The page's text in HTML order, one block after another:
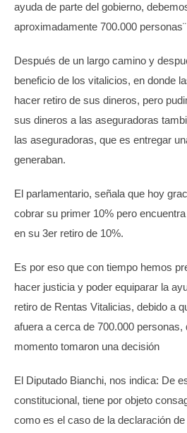
ayuda de parte del gobierno,
aproximadamente 700.000 personas¨
Después de un largo camino y
beneficio de los vitalicios, en donde
hacer retiro de sus dineros, pero
sus dineros a las aseguradoras
las aseguradoras, que es entregar
generaban.
El parlamentario, señala que hoy
cobrar su primer 10% pero
en su 3er retiro de 10%.
Es por eso que con tiempo hemos
hacer justicia y poder equiparar la
retiro de Rentas Vitalicias, debido a
afuera a cerca de 700.000
momento tomaron una decisión
El Diputado Bianchi, nos indica: De
constitucional, tiene por objeto
como es el caso de la declaración